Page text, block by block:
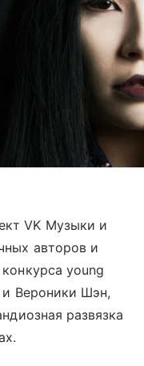
VK Музыки и
авторов и
young
Вероники Шэн,
развязка